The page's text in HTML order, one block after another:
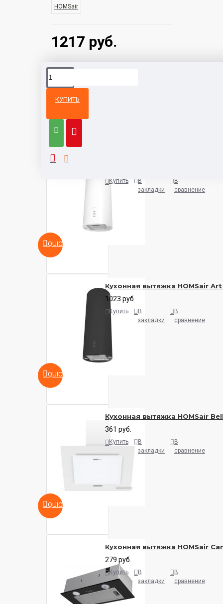
1217 руб.
HOMSair
КУПИТЬ
категории
QUICKVIEW
Купить
В
закладки
В
сравнение
QUICKVIEW
Кухонная вытяжка HOMSair
1023 руб.
Купить
В
закладки
В
сравнение
QUICKVIEW
Кухонная вытяжка HOMSair
361 руб.
Купить
В
закладки
В
сравнение
Кухонная вытяжка HOMSair
279 руб.
Купить
В
закладки
В
сравнение